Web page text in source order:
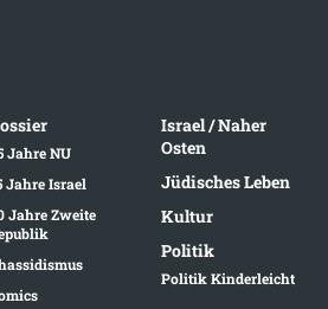
Jahre NU
Jahre Israel
Jahre Zweite
Israel / Naher
Osten
Jüdisches Leben
Kultur
Politik
Politik Kinderleicht